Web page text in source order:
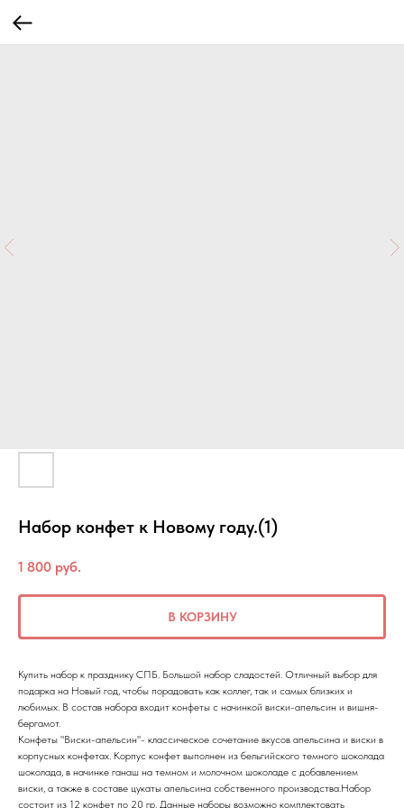
Набор конфет к Новому году.(1)
1 800 руб.
В КОРЗИНУ
Купить набор к празднику СПБ. Большой набор сладостей. Отличный выбор для
подарка на Новый год, чтобы порадовать как коллег, так и самых близких и
любимых. В состав набора входит конфеты с начинкой виски-апельсин и вишня-
бергамот.
Конфеты "Виски-апельсин"- классическое сочетание вкусов апельсина и виски в
корпусных конфетах. Корпус конфет выполнен из бельгийского темного шоколада
шоколада, в начинке ганаш на темном и молочном шоколаде с добавлением
виски, а также в составе цукаты апельсина собственного производства.Набор
состоит из 12 конфет по 20 гр. Данные наборы возможно комплектовать